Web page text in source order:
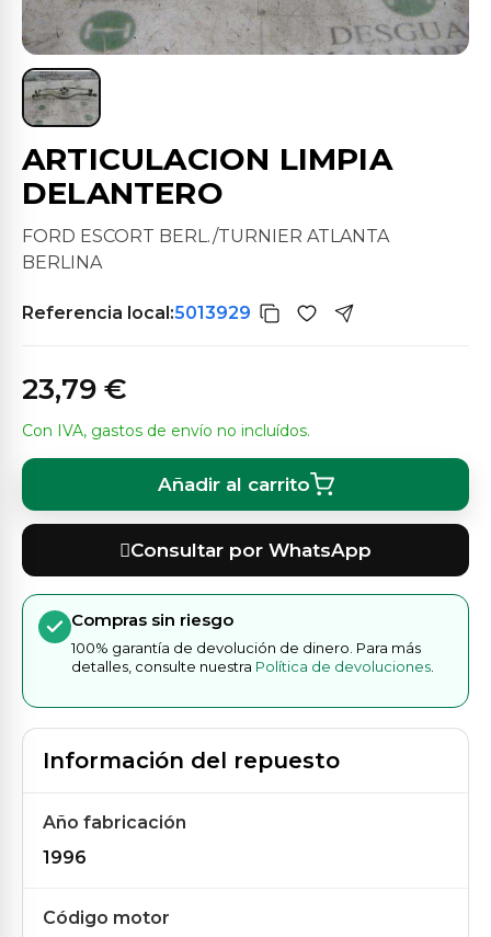
ARTICULACION LIMPIA
DELANTERO
FORD ESCORT BERL./TURNIER ATLANTA
BERLINA
Referencia local:5013929
23,79 €
Con IVA, gastos de envío no incluídos.
Añadir al carrito
Consultar por WhatsApp
Compras sin riesgo
100% garantía de devolución de dinero. Para más
detalles, consulte nuestra Política de devoluciones
Información del repuesto
Año fabricación
1996
Código motor